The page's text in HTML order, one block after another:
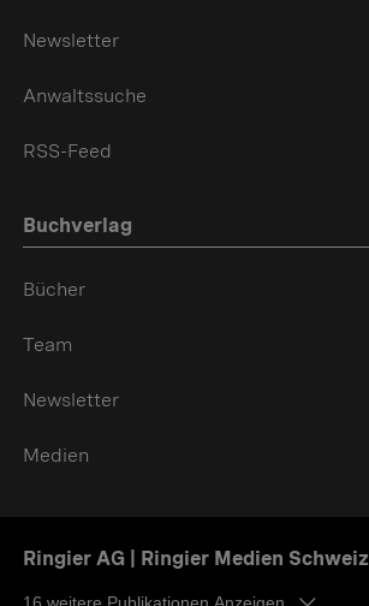
Newsletter
Anwaltssuche
RSS-Feed
Buchverlag
Bücher
Team
Newsletter
Medien
Ringier AG | Ringier Medien Schweiz